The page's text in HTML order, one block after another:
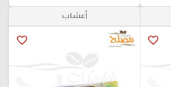
favorite_border
أعشاب
favorite_border